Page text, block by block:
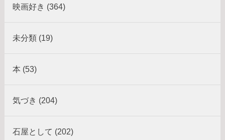
映画好き (364)
未分類 (19)
本 (53)
気づき (204)
石屋として (202)